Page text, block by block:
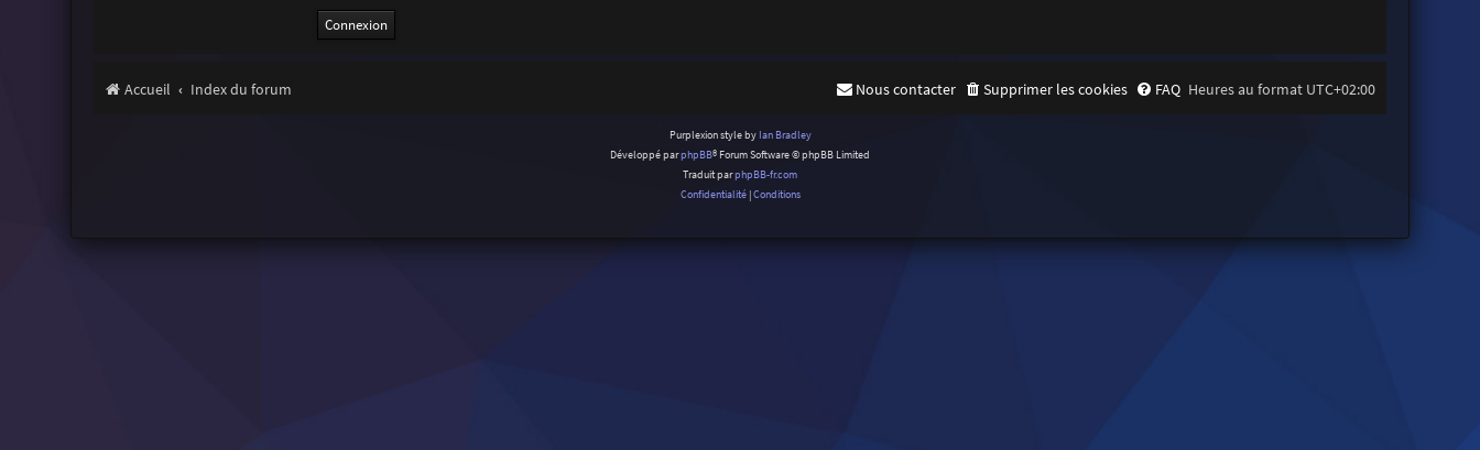
Accueil Index du forum Heures au format UTC+02:00
FAQ
Supprimer les cookies
Nous contacter
Purplexion style by Ian Bradley
Développé parphpBB® Forum Software © phpBB Limited
Traduit parphpBB-fr.com
Confidentialité|Conditions